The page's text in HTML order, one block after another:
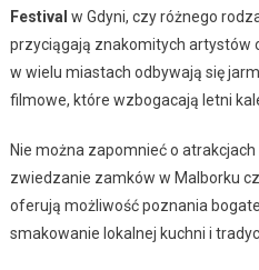
Festival w Gdyni, czy różnego
przyciągają znakomitych artystów
w wielu miastach odbywają się
filmowe, które wzbogacają letni
Nie można zapomnieć o
zwiedzanie zamków w Malborku
oferują możliwość poznania
smakowanie lokalnej kuchni i